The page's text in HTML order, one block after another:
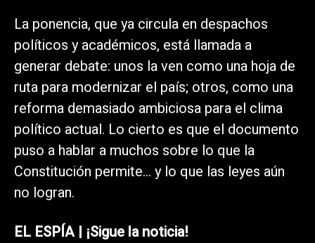
La ponencia, que ya circula en despachos
políticos y académicos, está llamada a
generar debate: unos la ven como una hoja de
ruta para modernizar el país; otros, como una
reforma demasiado ambiciosa para el clima
político actual. Lo cierto es que el documento
puso a hablar a muchos sobre lo que la
Constitución permite… y lo que las leyes aún
no logran.
EL ESPÍA | ¡Sigue la noticia!